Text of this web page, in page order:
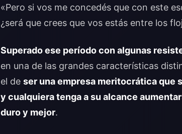
«Pero si vos me concedés que con este
¿será que crees que vos estás entre los
Superado ese período con algunas
en una de las grandes características
el de ser una empresa meritocrática que
y cualquiera tenga a su alcance
duro y mejor.